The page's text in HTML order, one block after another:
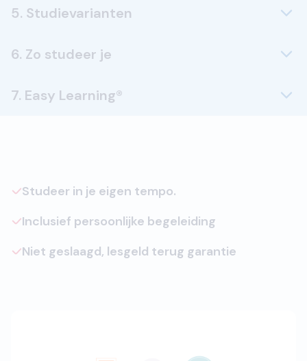
5. Studievarianten
6. Zo studeer je
7. Easy Learning®
Studeer in je eigen tempo.
Inclusief persoonlijke begeleiding
Niet geslaagd, lesgeld terug garantie